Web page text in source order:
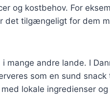
og kostbehov. For
det tilgængeligt for dem
mange andre lande. I
som en sund snack
lokale ingredienser og